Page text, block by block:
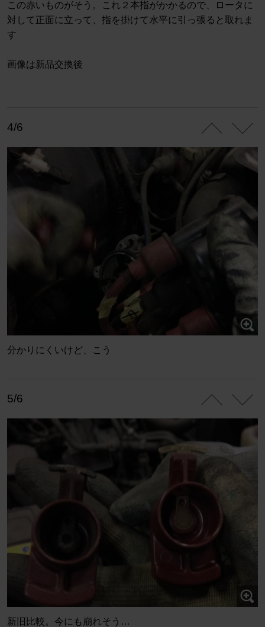
この赤いものがそう。これ２本指がかかるので、ロータに
対して正面に立って、指を掛けて水平に引っ張ると取れま
す
画像は新品交換後
4/6
分かりにくいけど、こう
5/6
新旧比較。今にも崩れそう…